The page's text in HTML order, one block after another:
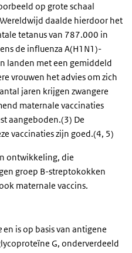
op grote schaal
daalde hierdoor het
tetanus van 787.000 in
de influenza A(H1N1)-
landen met een gemiddeld
vrouwen het advies om zich
jaren krijgen zwangere
maternale vaccinaties
aangeboden.(3) De
vaccinaties zijn goed.(4, 5)
ontwikkeling, die
groep B-streptokokken
maternale vaccins.
en is op basis van antigene
G, onderverdeeld